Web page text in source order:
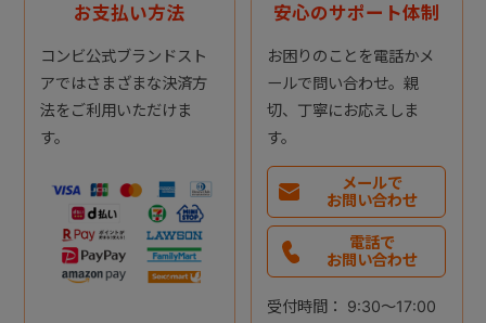
お支払い方法
コンビ公式ブランドスト
アではさまざまな決済方
法をご利用いただけま
す。
安心のサポート体制
お困りのことを電話かメ
ールで問い合わせ。親
切、丁寧にお応えしま
す。
メールで
お問い合わせ
電話で
お問い合わせ
受付時間： 9:30～17:00